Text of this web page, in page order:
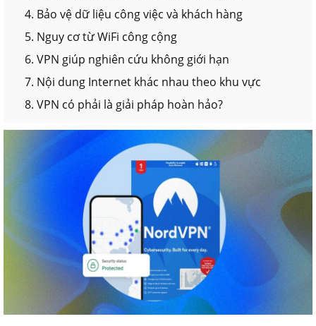
4. Bảo vệ dữ liệu công việc và khách hàng
5. Nguy cơ từ WiFi công cộng
6. VPN giúp nghiên cứu không giới hạn
7. Nội dung Internet khác nhau theo khu vực
8. VPN có phải là giải pháp hoàn hảo?